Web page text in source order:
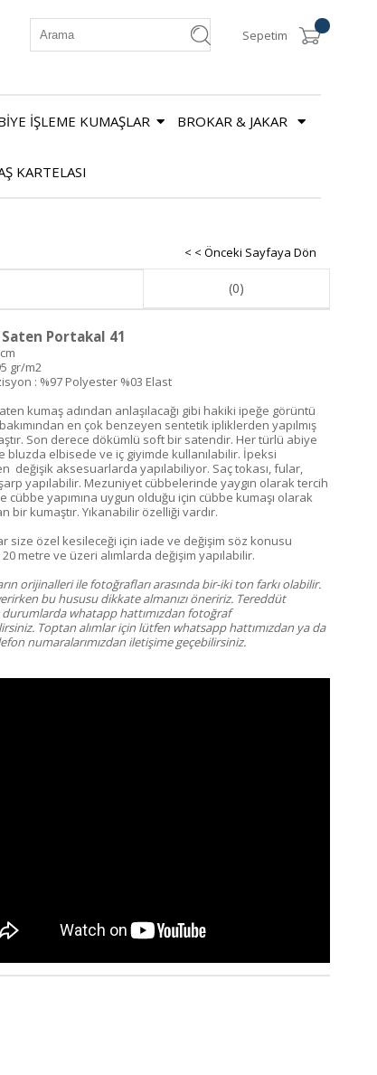
Sepetim
İŞLEME KUMAŞLAR BROKAR & JAKAR
KARTELASI
< < Önceki Sayfaya Dön
(0)
Portakal 41
gr/m2
: %97 Polyester %03 Elast
kumaş adından anlaşılacağı gibi hakiki ipeğe görüntü
en çok benzeyen sentetik ipliklerden yapılmış
Son derece dökümlü soft bir satendir. Her türlü abiye
bluzda elbisede ve iç giyimde kullanılabilir. İpeksi
değişik aksesuarlarda yapılabiliyor. Saç tokası, fular,
yapılabilir. Mezuniyet cübbelerinde yaygın olarak tercih
cübbe yapımına uygun olduğu için cübbe kumaşı olarak
bir kumaştır. Yıkanabilir özelliği vardır.
size özel kesileceği için iade ve değişim söz konusu
metre ve üzeri alımlarda değişim yapılabilir.
orijinalleri ile fotoğrafları arasında bir-iki ton farkı olabilir.
bu hususu dikkate almanızı öneririz. Tereddüt
whatapp hattımızdan fotoğraf
Toptan alımlar için lütfen whatsapp hattımızdan ya da
numaralarımızdan iletişime geçebilirsiniz.